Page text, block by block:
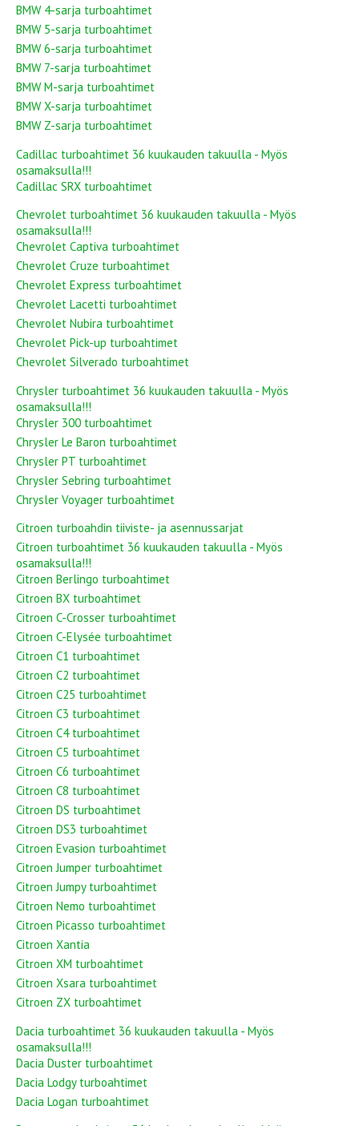
BMW 4-sarja turboahtimet
BMW 5-sarja turboahtimet
BMW 6-sarja turboahtimet
BMW 7-sarja turboahtimet
BMW M-sarja turboahtimet
BMW X-sarja turboahtimet
BMW Z-sarja turboahtimet
Cadillac turboahtimet 36 kuukauden takuulla - Myös
osamaksulla!!!
Cadillac SRX turboahtimet
Chevrolet turboahtimet 36 kuukauden takuulla - Myös
osamaksulla!!!
Chevrolet Captiva turboahtimet
Chevrolet Cruze turboahtimet
Chevrolet Express turboahtimet
Chevrolet Lacetti turboahtimet
Chevrolet Nubira turboahtimet
Chevrolet Pick-up turboahtimet
Chevrolet Silverado turboahtimet
Chrysler turboahtimet 36 kuukauden takuulla - Myös
osamaksulla!!!
Chrysler 300 turboahtimet
Chrysler Le Baron turboahtimet
Chrysler PT turboahtimet
Chrysler Sebring turboahtimet
Chrysler Voyager turboahtimet
Citroen turboahdin tiiviste- ja asennussarjat
Citroen turboahtimet 36 kuukauden takuulla - Myös
osamaksulla!!!
Citroen Berlingo turboahtimet
Citroen BX turboahtimet
Citroen C-Crosser turboahtimet
Citroen C-Elysée turboahtimet
Citroen C1 turboahtimet
Citroen C2 turboahtimet
Citroen C25 turboahtimet
Citroen C3 turboahtimet
Citroen C4 turboahtimet
Citroen C5 turboahtimet
Citroen C6 turboahtimet
Citroen C8 turboahtimet
Citroen DS turboahtimet
Citroen DS3 turboahtimet
Citroen Evasion turboahtimet
Citroen Jumper turboahtimet
Citroen Jumpy turboahtimet
Citroen Nemo turboahtimet
Citroen Picasso turboahtimet
Citroen Xantia
Citroen XM turboahtimet
Citroen Xsara turboahtimet
Citroen ZX turboahtimet
Dacia turboahtimet 36 kuukauden takuulla - Myös
osamaksulla!!!
Dacia Duster turboahtimet
Dacia Lodgy turboahtimet
Dacia Logan turboahtimet